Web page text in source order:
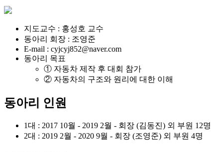
지도교수 : 홍성호 교수
동아리 회장 : 조영준
E-mail : cyjcyj852@naver.com
동아리 목표
① 자동차 제작 후 대회 참가
② 자동차의 구조와 원리에 대한 이해
동아리 인원
1대 : 2017 10월 - 2019 2월 - 회장 (김동진) 외 부원 12명
2대 : 2019 2월 - 2020 9월 - 회장 (조영준) 외 부원 4명